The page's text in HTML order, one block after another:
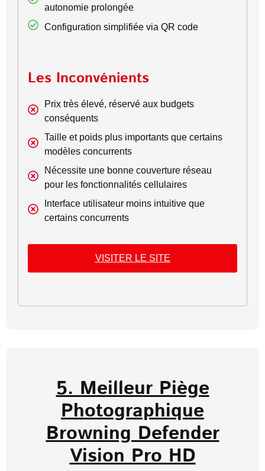
autonomie prolongée
Configuration simplifiée via QR code
Les Inconvénients
Prix très élevé, réservé aux budgets
conséquents
Taille et poids plus importants que certains
modèles concurrents
Nécessite une bonne couverture réseau
pour les fonctionnalités cellulaires
Interface utilisateur moins intuitive que
certains concurrents
VISITER LE SITE
5. Meilleur Piège
Photographique
Browning Defender
Vision Pro HD